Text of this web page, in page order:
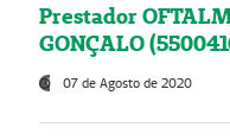
Prestador
GONÇALO
07 de Agosto de 2020